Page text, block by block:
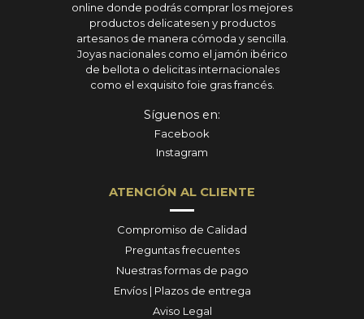
online donde podrás comprar los mejores
productos delicatesen y productos
artesanos de manera cómoda y sencilla.
Joyas nacionales como el jamón ibérico
de bellota o delicitas internacionales
como el exquisito foie gras francés.
Síguenos en:
Facebook
Instagram
ATENCIÓN AL CLIENTE
Compromiso de Calidad
Preguntas frecuentes
Nuestras formas de pago
Envíos | Plazos de entrega
Aviso Legal